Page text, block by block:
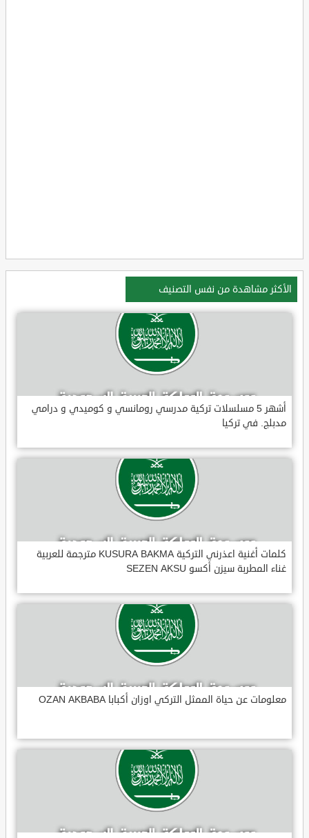
الأكثر مشاهدة من نفس التصنيف
أشهر 5 مسلسلات تركية مدرسي رومانسي و كوميدي و درامي
مدبلج. في تركيا
كلمات أغنية اعذرني التركية KUSURA BAKMA مترجمة للعربية
غناء المطربة سيزن أكسو SEZEN AKSU
معلومات عن حياة الممثل التركي اوزان أكبابا OZAN AKBABA